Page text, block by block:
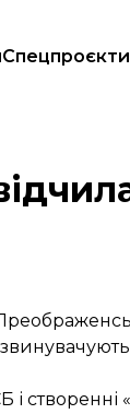
Спецпроєкти
створенні